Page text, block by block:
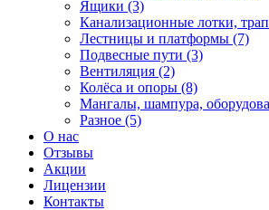
Ящики (3)
Канализационные лотки,
Лестницы и платформы (7)
Подвесные пути (3)
Вентиляция (2)
Колёса и опоры (8)
Мангалы, шампура,
Разное (5)
О нас
Отзывы
Акции
Лицензии
Контакты